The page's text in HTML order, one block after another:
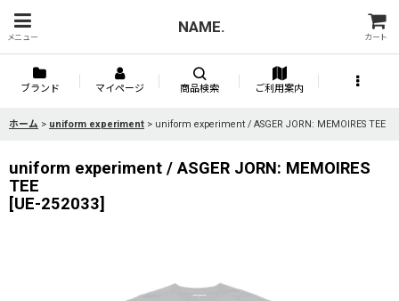
メニュー
NAME.
カート
ブランド マイページ 商品検索 ご利用案内
ホーム > uniform experiment > uniform experiment / ASGER JORN: MEMOIRES TEE
uniform experiment / ASGER JORN: MEMOIRES
TEE
[UE-252033]